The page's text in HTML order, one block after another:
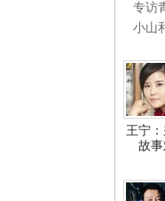
专访
小山
王宁
故